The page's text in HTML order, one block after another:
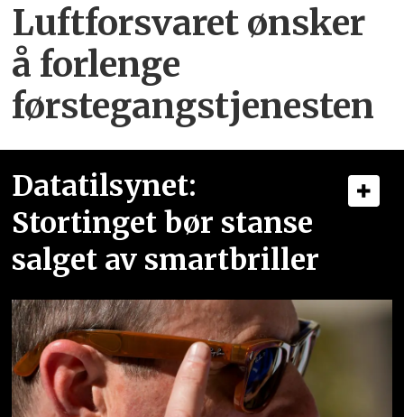
Luftforsvaret ønsker
å forlenge
førstegangstjenesten
Datatilsynet:
Stortinget bør stanse
salget av smartbriller